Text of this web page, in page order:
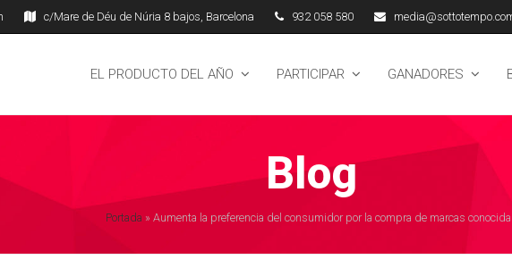
c/Mare de Déu de Núria 8 bajos, Barcelona 932 058 580
EL PRODUCTO DEL AÑO PARTICIPAR GANADORES
Blog
Portada » Aumenta la preferencia del consumidor por la compra de marcas